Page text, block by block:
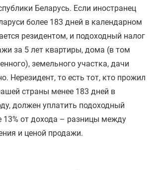
Беларусь. Если иностранец
более 183 дней в календарном
резидентом, и подоходный налог
за 5 лет квартиры, дома (в том
земельного участка, дачи
Нерезидент, то есть тот, кто прожил
страны менее 183 дней в
должен уплатить подоходный
13% от дохода – разницы между
и ценой продажи.